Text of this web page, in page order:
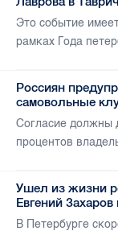
Это событие
рамках Года
Россиян
самовольные
Согласие должны
процентов
Ушел из жизни
Евгений Захаров
В Петербурге